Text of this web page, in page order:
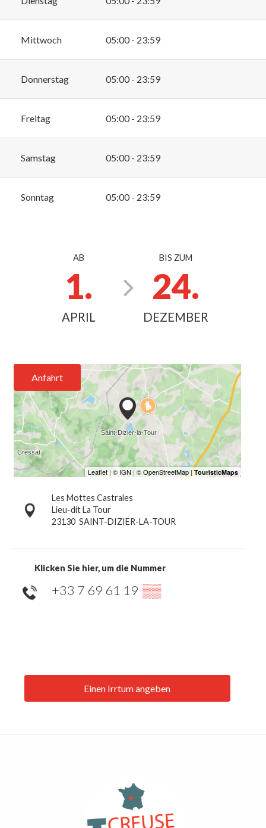
Mittwoch 05:00 - 23:59
Donnerstag 05:00 - 23:59
Freitag 05:00 - 23:59
Samstag 05:00 - 23:59
Sonntag 05:00 - 23:59
AB
1.
APRIL
BIS ZUM
24.
DEZEMBER
Anfahrt
Les Mottes Castrales
Lieu-dit La Tour
23130 SAINT-DIZIER-LA-TOUR
Klicken Sie hier, um die Nummer
+33 7 69 61 19 ▒▒
Einen Irrtum angeben